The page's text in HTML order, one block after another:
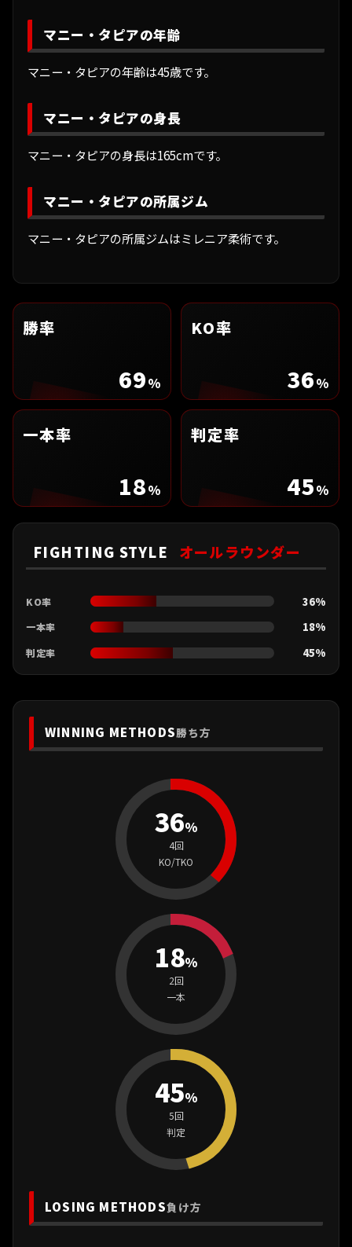
マニー・タピアの年齢
マニー・タピアの年齢は45歳です。
マニー・タピアの身長
マニー・タピアの身長は165cmです。
マニー・タピアの所属ジム
マニー・タピアの所属ジムはミレニア柔術です。
勝率
69%
KO率
36%
一本率
18%
判定率
45%
FIGHTING STYLE オールラウンダー
KO率 36%
一本率 18%
判定率 45%
WINNING METHODS勝ち方
36%
4回
KO/TKO
18%
2回
一本
45%
5回
判定
LOSING METHODS負け方